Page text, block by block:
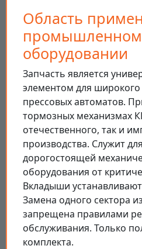
Область
промышленном
оборудовании
Запчасть является
элементом для широкого
прессовых автоматов.
тормозных механизмах
отечественного, так и
производства. Служит
дорогостоящей
оборудования от
Вкладыши
Замена одного сектора
запрещена правилами
обслуживания. Только
комплекта.